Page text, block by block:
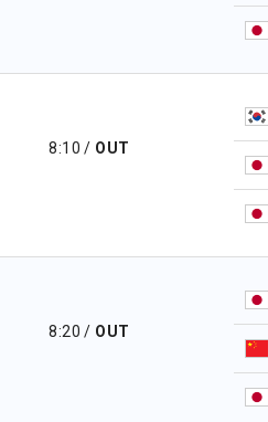
8:10 / OUT
8:20 / OUT